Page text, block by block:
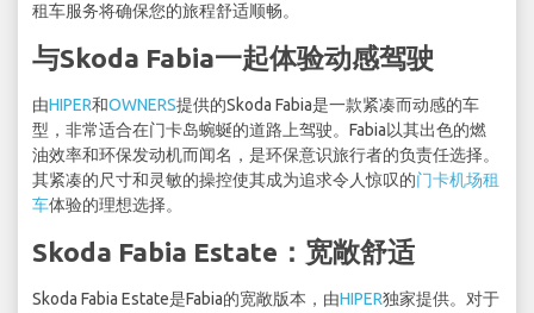
租车服务将确保您的旅程舒适顺畅。
与Skoda Fabia一起体验动感驾驶
由HIPER和OWNERS提供的Skoda Fabia是一款紧凑而动感的车
型，非常适合在门卡岛蜿蜒的道路上驾驶。Fabia以其出色的燃
油效率和环保发动机而闻名，是环保意识旅行者的负责任选择。
其紧凑的尺寸和灵敏的操控使其成为追求令人惊叹的门卡机场租
车体验的理想选择。
Skoda Fabia Estate：宽敞舒适
Skoda Fabia Estate是Fabia的宽敞版本，由HIPER独家提供。对于